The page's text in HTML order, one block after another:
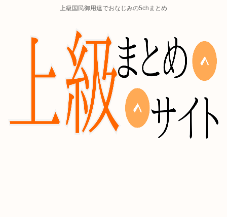
上級国民御用達でおなじみの5chまとめ